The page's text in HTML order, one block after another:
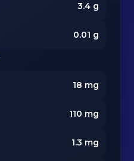
3.4g
0.01 g
18 mg
110 mg
1.3 mg